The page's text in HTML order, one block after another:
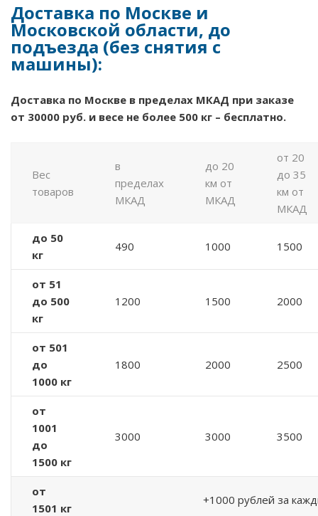
Доставка по Москве и
Московской области, до
подъезда (без снятия с
машины):
Доставка по Москве в пределах МКАД при заказе
от 30000 руб. и весе не более 500 кг – бесплатно.
Вес
товаров
в
пределах
МКАД
до 20
км от
МКАД
от 20
до 35
км от
МКАД
до 50
кг
490 1000 1500
от 51
до 500
кг
1200 1500 2000
от 501
до
1000 кг
1800 2000 2500
от
1001
до
1500 кг
3000 3000 3500
от
1501 кг
+1000 рублей за